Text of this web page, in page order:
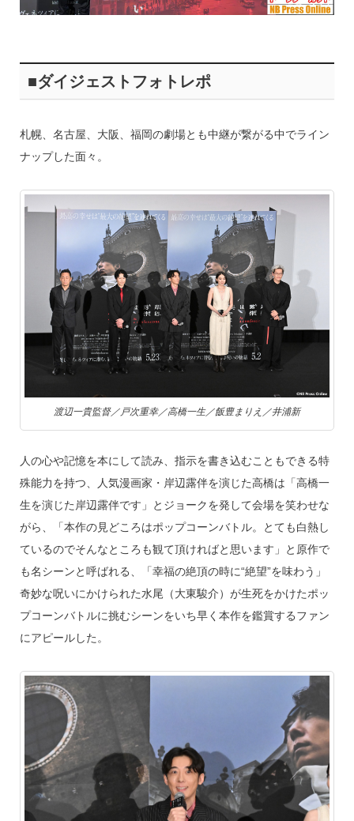
■ダイジェストフォトレポ
札幌、名古屋、大阪、福岡の劇場とも中継が繋がる中でライン
ナップした面々。
渡辺一貴監督／戸次重幸／高橋一生／飯豊まりえ／井浦新
人の心や記憶を本にして読み、指示を書き込むこともできる特
殊能力を持つ、人気漫画家・岸辺露伴を演じた高橋は「高橋一
生を演じた岸辺露伴です」とジョークを発して会場を笑わせな
がら、「本作の見どころはポップコーンバトル。とても白熱し
ているのでそんなところも観て頂ければと思います」と原作で
も名シーンと呼ばれる、「幸福の絶頂の時に“絶望”を味わう」
奇妙な呪いにかけられた水尾（大東駿介）が生死をかけたポッ
プコーンバトルに挑むシーンをいち早く本作を鑑賞するファン
にアピールした。